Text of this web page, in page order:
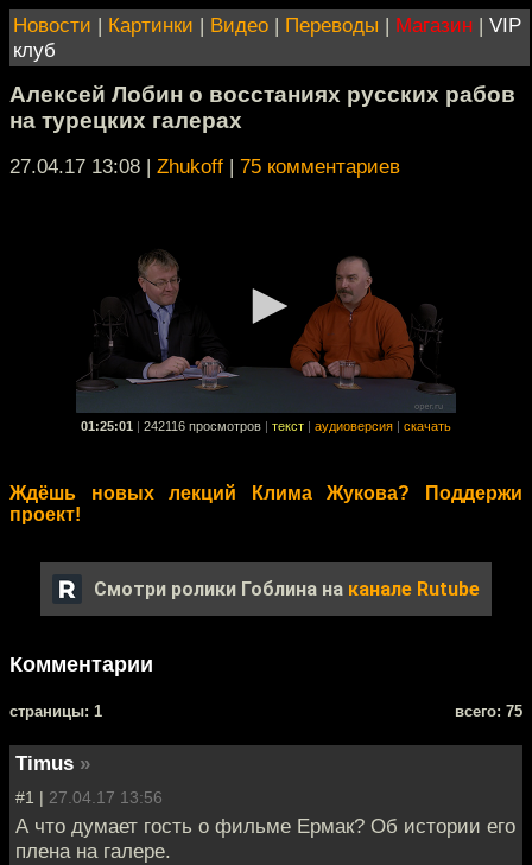
Новости | Картинки | Видео | Переводы | Магазин | VIP
клуб
Алексей Лобин о восстаниях русских рабов
на турецких галерах
27.04.17 13:08 | Zhukoff | 75 комментариев
01:25:01 242116 просмотров текст аудиоверсия скачать
Ждёшь новых лекций Клима Жукова? Поддержи
проект!
Смотри ролики Гоблина на канале Rutube
Комментарии
cтраницы: 1 всего: 75
Timus »
#1 | 27.04.17 13:56
А что думает гость о фильме Ермак? Об истории его
плена на галере.